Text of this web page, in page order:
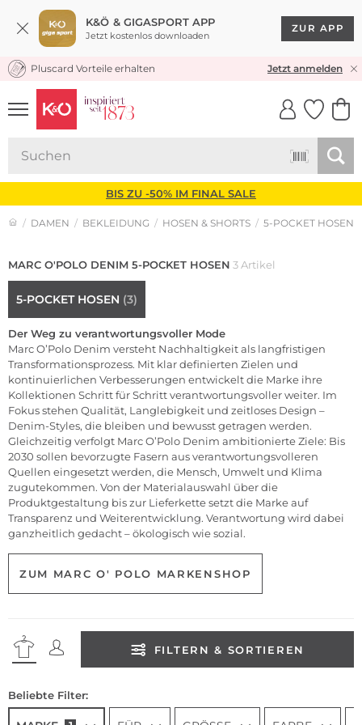
K&Ö & GIGASPORT APP
Jetzt kostenlos downloaden
ZUR APP
KOSTENLOSER VERSAND* & RÜCKVERSAND
Pluscard Vorteile erhalten Jetzt anmelden
UNSERE APP
CLICK &
BIS ZU -50% IM FINAL SALE
DAMEN BEKLEIDUNG HOSEN & SHORTS 5-POCKET HOSEN
MARC O'POLO DENIM 5-POCKET HOSEN 3 Artikel
5-POCKET HOSEN (3)
Der Weg zu verantwortungsvoller Mode
Marc O’Polo Denim versteht Nachhaltigkeit als langfristigen
Transformationsprozess. Mit klar definierten Zielen und
kontinuierlichen Verbesserungen entwickelt die Marke ihre
Kollektionen Schritt für Schritt verantwortungsvoller weiter. Im
Fokus stehen Qualität, Langlebigkeit und zeitloses Design –
Denim-Styles, die bleiben und bewusst getragen werden.
Gleichzeitig verfolgt Marc O’Polo Denim ambitionierte Ziele: Bis
2030 sollen bevorzugte Fasern aus verantwortungsvolleren
Quellen eingesetzt werden, die Mensch, Umwelt und Klima
zugutekommen. Von der Materialauswahl über die
Produktgestaltung bis zur Lieferkette setzt die Marke auf
Transparenz und Weiterentwicklung. Verantwortung wird dabei
ganzheitlich gedacht – ökologisch wie sozial.
ZUM MARC O' POLO MARKENSHOP
FILTERN & SORTIEREN
Beliebte Filter: